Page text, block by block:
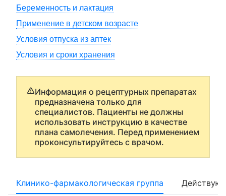
Беременность и лактация
Применение в детском возрасте
Условия отпуска из аптек
Условия и сроки хранения
Информация о рецептурных препаратах
предназначена только для
специалистов. Пациенты не должны
использовать инструкцию в качестве
плана самолечения. Перед применением
проконсультируйтесь с врачом.
Клинико-фармакологическая группа